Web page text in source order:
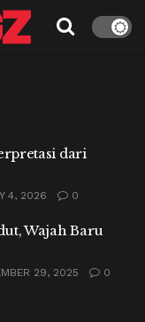
dari
4, 2026 0
Wajah Baru
29, 2025 0